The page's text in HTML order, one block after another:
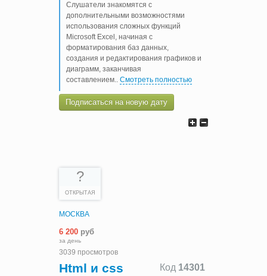
Слушатели знакомятся с
дополнительными возможностями
использования сложных функций
Microsoft Excel, начиная с
форматирования баз данных,
создания и редактирования графиков и
диаграмм, заканчивая
составлением.. Смотреть полностью
Подписаться на новую дату
?
ОТКРЫТАЯ
МОСКВА
6 200 руб
за день
3039 просмотров
Код 14301
Html и css